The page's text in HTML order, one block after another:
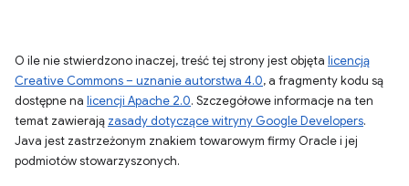
O ile nie stwierdzono inaczej, treść tej strony jest objęta licencją
Creative Commons – uznanie autorstwa 4.0, a fragmenty kodu są
dostępne na licencji Apache 2.0. Szczegółowe informacje na ten
temat zawierają zasady dotyczące witryny Google Developers.
Java jest zastrzeżonym znakiem towarowym firmy Oracle i jej
podmiotów stowarzyszonych.